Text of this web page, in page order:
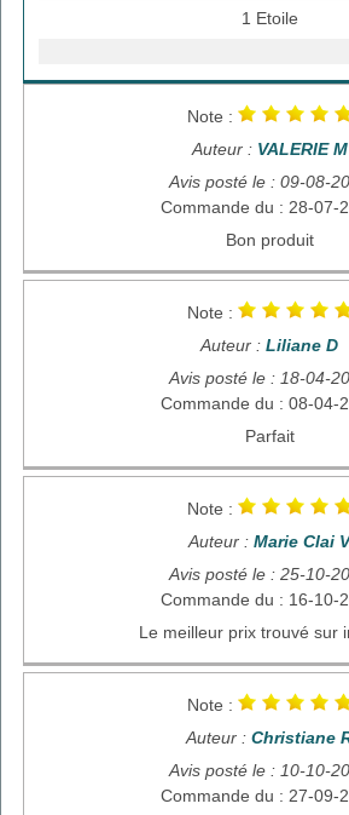
1 Etoile
Note :
Auteur : VALERIE M
Avis posté le : 09-08-
Commande du : 28-07-
Bon produit
Note :
Auteur : Liliane D
Avis posté le : 18-04-
Commande du : 08-04-
Parfait
Note :
Auteur : Marie Clai V
Avis posté le : 25-10-
Commande du : 16-10-
Le meilleur prix trouvé sur
Note :
Auteur : Christiane
Avis posté le : 10-10-
Commande du : 27-09-